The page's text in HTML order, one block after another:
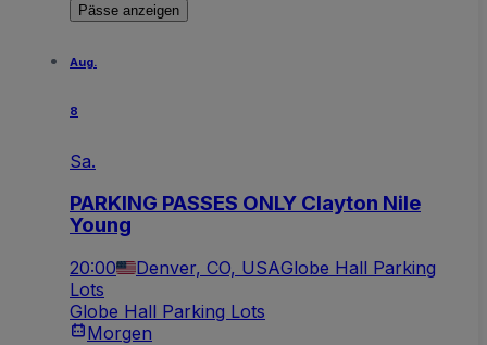
Pässe anzeigen
Aug.
8
Sa.
PARKING PASSES ONLY Clayton Nile
Young
20:00 Denver, CO, USAGlobe Hall Parking
Lots
Globe Hall Parking Lots
Morgen